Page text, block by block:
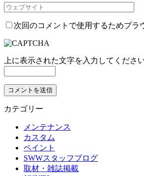
次回のコメントで使用するためブ
上に表示された文字を入力してください
カテゴリー
メンテナンス
カスタム
ペイント
SWWスタッフブログ
取材・雑誌掲載